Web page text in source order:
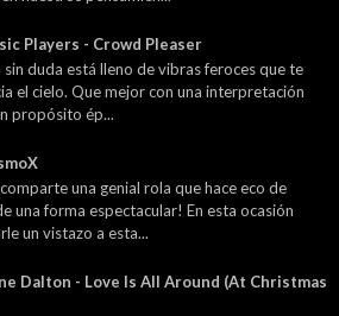
Players - Crowd Pleaser
sin duda está lleno de vibras feroces que te
el cielo. Que mejor con una interpretación
propósito ép...
una genial rola que hace eco de
una forma espectacular! En esta ocasión
un vistazo a esta...
Dalton - Love Is All Around (At Christmas